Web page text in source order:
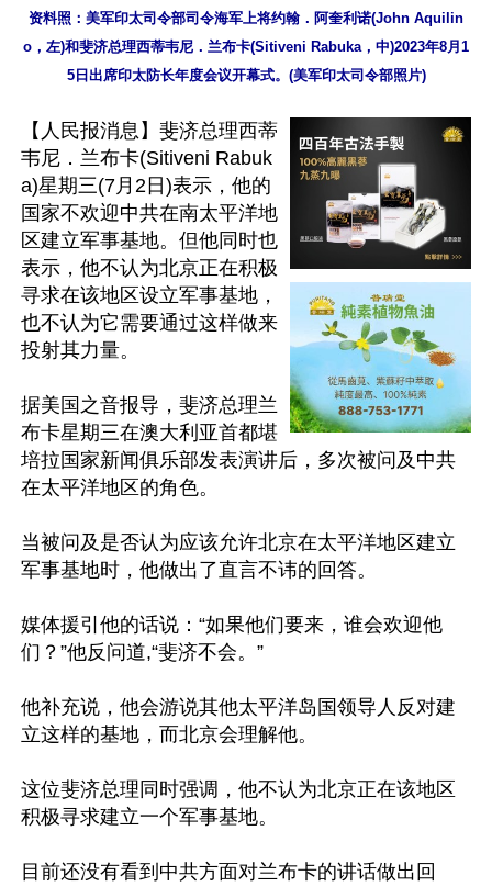
资料照：美军印太司令部司令海军上将约翰．阿奎利诺(John Aquilin
o，左)和斐济总理西蒂韦尼．兰布卡(Sitiveni Rabuka，中)2023年8月1
5日出席印太防长年度会议开幕式。(美军印太司令部照片)
【人民报消息】斐济总理西蒂
韦尼．兰布卡(Sitiveni Rabuk
a)星期三(7月2日)表示，他的
国家不欢迎中共在南太平洋地
区建立军事基地。但他同时也
表示，他不认为北京正在积极
寻求在该地区设立军事基地，
也不认为它需要通过这样做来
投射其力量。
据美国之音报导，斐济总理兰
布卡星期三在澳大利亚首都堪
培拉国家新闻俱乐部发表演讲后，多次被问及中共
在太平洋地区的角色。
当被问及是否认为应该允许北京在太平洋地区建立
军事基地时，他做出了直言不讳的回答。
媒体援引他的话说：“如果他们要来，谁会欢迎他
们？”他反问道,“斐济不会。”
他补充说，他会游说其他太平洋岛国领导人反对建
立这样的基地，而北京会理解他。
这位斐济总理同时强调，他不认为北京正在该地区
积极寻求建立一个军事基地。
目前还没有看到中共方面对兰布卡的讲话做出回